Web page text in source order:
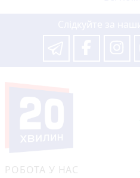
РОБОТА У НАС